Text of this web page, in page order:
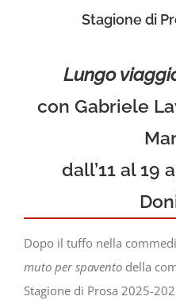
Stagione di
Lungo
con Gabriele
dall’11 al 19
Dopo il tuffo nella
muto per spavento della
Stagione di Prosa 2025-